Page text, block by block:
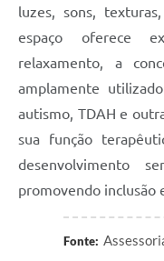
luzes, sons,
espaço oferece
relaxamento, a
amplamente
autismo, TDAH e
sua função
desenvolvimento
promovendo inclusão
Fonte: